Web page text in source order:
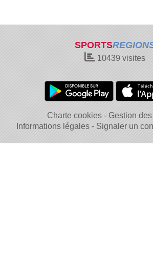
SPORTS
10439 visites
Charte cookies
Gestion
Informations légales
Signaler un